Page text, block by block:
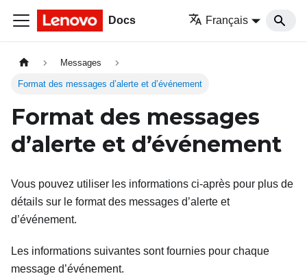
Docs Français
Messages
Format des messages d’alerte et d’événement
Format des messages
d’alerte et d’événement
Vous pouvez utiliser les informations ci-après pour plus de
détails sur le format des messages d’alerte et
d’événement.
Les informations suivantes sont fournies pour chaque
message d’événement.